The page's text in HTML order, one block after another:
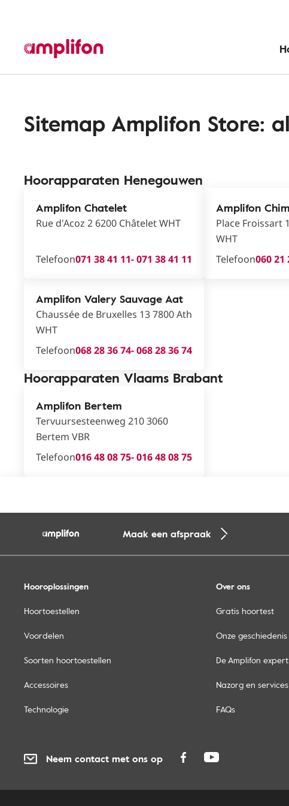
Sitemap Amplifon Store:
Hoorapparaten Henegouwen
Amplifon Chatelet
Rue d'Acoz 2 6200 Châtelet WHT
Telefoon071 38 41 11- 071 38 41 11
Amplifon
Place Froissart
WHT
Telefoon060 21
Amplifon Valery Sauvage Aat
Chaussée de Bruxelles 13 7800 Ath
WHT
Telefoon068 28 36 74- 068 28 36 74
Hoorapparaten Vlaams Brabant
Amplifon Bertem
Tervuursesteenweg 210 3060
Bertem VBR
Telefoon016 48 08 75- 016 48 08 75
Maak een afspraak
Hooroplossingen
Hoortoestellen
Voordelen
Soorten hoortoestellen
Accessoires
Technologie
Over ons
Gratis hoortest
Onze geschiedenis
De Amplifon
Nazorg en services
FAQs
Neem contact met ons op